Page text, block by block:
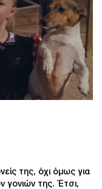
της, όχι όμως για
γονιών της. Έτσι,